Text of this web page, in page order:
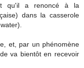
qu'il a renoncé à la
dans la casserole
et, par un phénomène
va bientôt en recevoir